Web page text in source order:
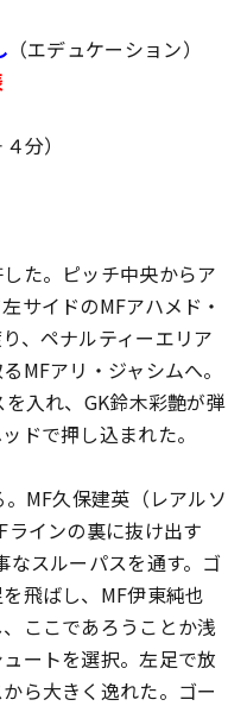
（エデュケーション）
分）
た。ピッチ中央からア
サイドのMFアハメド・
、ペナルティーエリア
MFアリ・ジャシムへ。
入れ、GK鈴木彩艶が弾
ドで押し込まれた。
MF久保建英（レアルソ
ラインの裏に抜け出す
なスルーパスを通す。ゴ
飛ばし、MF伊東純也
ここであろうことか浅
ートを選択。左足で放
ら大きく逸れた。ゴー